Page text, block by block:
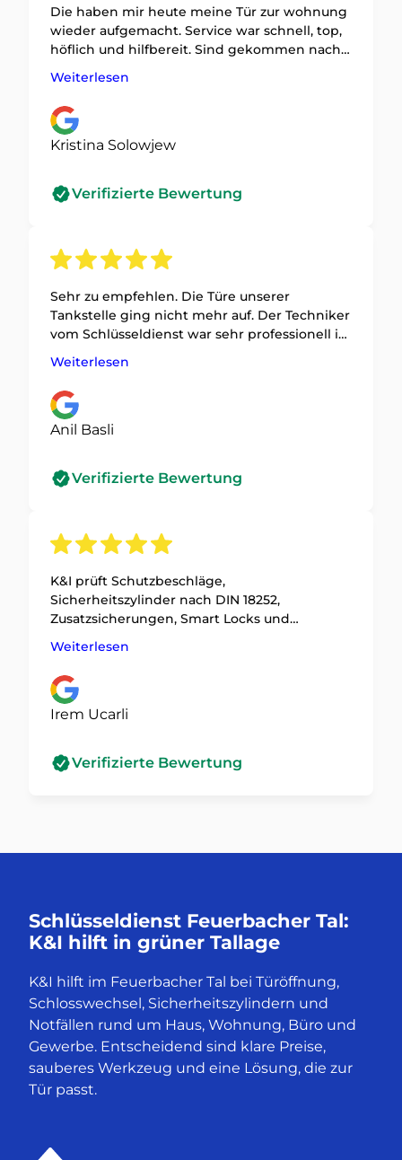
Die haben mir heute meine Tür zur wohnung
wieder aufgemacht. Service war schnell, top,
höflich und hilfbereit. Sind gekommen nach
20-30 minuten und haben den tag gerettet.
empfehlen. 10/10
Weiterlesen
Kristina Solowjew
Verifizierte Bewertung
Sehr zu empfehlen. Die Türe unserer
Tankstelle ging nicht mehr auf. Der Techniker
vom Schlüsseldienst war sehr professionell in
seiner Arbeit, hat die Türe wieder Repariert
Meine Empfehlung hat dieser Betrieb. Vielen
Dank nochmal für die schnelle und
unkomplizierte Hilfe
Weiterlesen
Anil Basli
Verifizierte Bewertung
K&I prüft Schutzbeschläge,
Sicherheitszylinder nach DIN 18252,
Zusatzsicherungen, Smart Locks und
Schließanlagen. Die Empfehlung richtet sich
Sicherheitsgefühl vor Ort.
Weiterlesen
Irem Ucarli
Verifizierte Bewertung
Schlüsseldienst Feuerbacher Tal:
K&I hilft in grüner Tallage
K&I hilft im Feuerbacher Tal bei Türöffnung,
Schlosswechsel, Sicherheitszylindern und
Notfällen rund um Haus, Wohnung, Büro und
Gewerbe. Entscheidend sind klare Preise,
sauberes Werkzeug und eine Lösung, die zur
Tür passt.